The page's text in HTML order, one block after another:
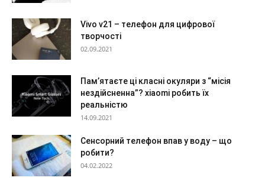
Vivo v21 – телефон для цифрової
творчості
02.09.2021
Пам’ятаєте ці класні окуляри з “місія
нездійсненна”? xiaomi робить їх
реальністю
14.09.2021
Сенсорний телефон впав у воду – що
робити?
04.02.2022